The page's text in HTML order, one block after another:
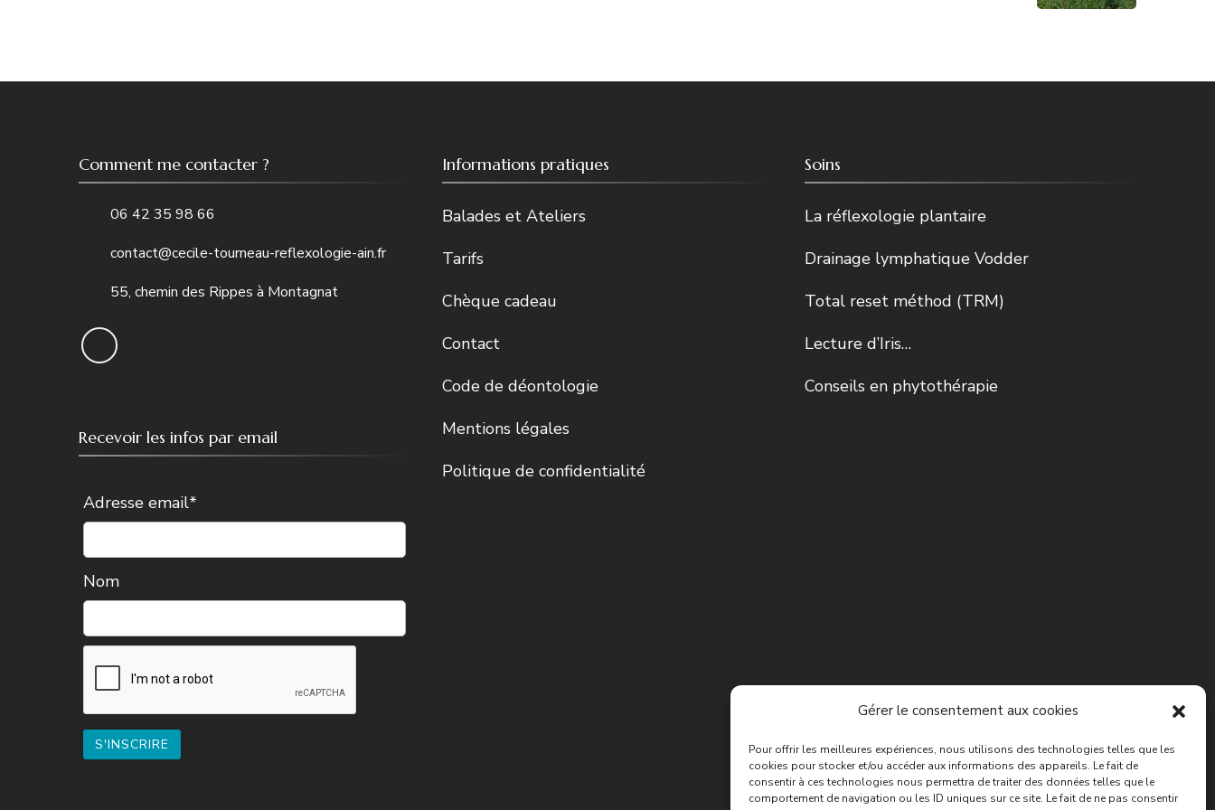
Gérer le consentement aux cookies
Pour offrir les meilleures expériences, nous utilisons des technologies telles que les
cookies pour stocker et/ou accéder aux informations des appareils. Le fait de
consentir à ces technologies nous permettra de traiter des données telles que le
comportement de navigation ou les ID uniques sur ce site. Le fait de ne pas consentir
Comment me contacter ?
06 42 35 98 66
contact@cecile-tourneau-reflexologie-ain.fr
55, chemin des Rippes à Montagnat
Recevoir les infos par email
Adresse email*
Nom
Informations pratiques
Balades et Ateliers
Tarifs
Chèque cadeau
Contact
Code de déontologie
Mentions légales
Politique de confidentialité
Soins
La réflexologie plantaire
Drainage lymphatique Vodder
Total reset méthod (TRM)
Lecture d’Iris…
Conseils en phytothérapie